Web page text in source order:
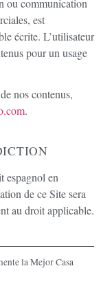
ou communication
est
écrite. L’utilisateur
pour un usage
nos contenus,
.
espagnol en
de ce Site sera
au droit applicable.
la Mejor Casa